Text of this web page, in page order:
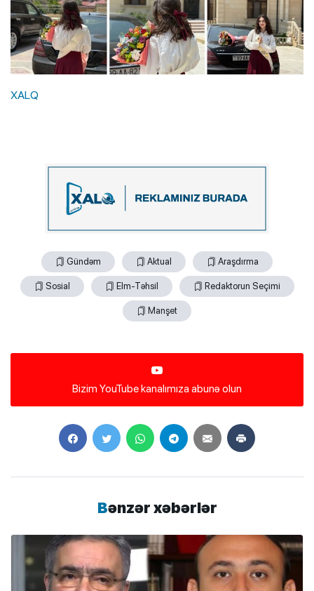
XALQ
Gündəm Aktual Araşdırma
Sosial Elm-Təhsil Redaktorun Seçimi
Manşet
Bizim YouTube kanalımıza abunə olun
Bənzər xəbərlər